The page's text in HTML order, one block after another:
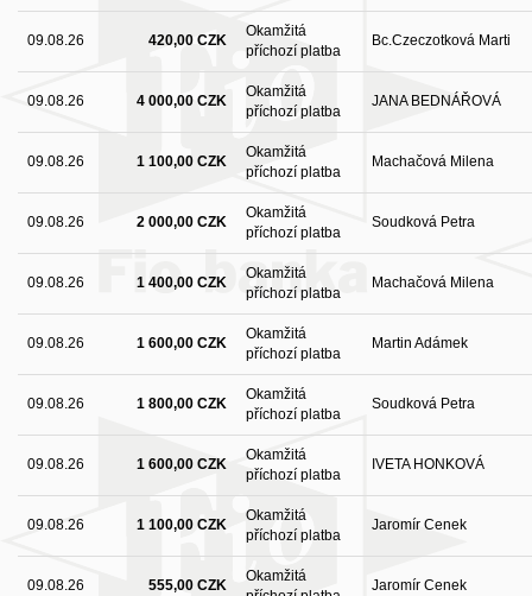
09.08.26 420,00 CZK
Okamžitá
příchozí platba
Bc.Czeczotková Marti
09.08.26 4 000,00 CZK
Okamžitá
příchozí platba
JANA BEDNÁŘOVÁ
09.08.26 1 100,00 CZK
Okamžitá
příchozí platba
Machačová Milena
09.08.26 2 000,00 CZK
Okamžitá
příchozí platba
Soudková Petra
09.08.26 1 400,00 CZK
Okamžitá
příchozí platba
Machačová Milena
09.08.26 1 600,00 CZK
Okamžitá
příchozí platba
Martin Adámek
09.08.26 1 800,00 CZK
Okamžitá
příchozí platba
Soudková Petra
09.08.26 1 600,00 CZK
Okamžitá
příchozí platba
IVETA HONKOVÁ
09.08.26 1 100,00 CZK
Okamžitá
příchozí platba
Jaromír Cenek
09.08.26 555,00 CZK
Okamžitá
Jaromír Cenek